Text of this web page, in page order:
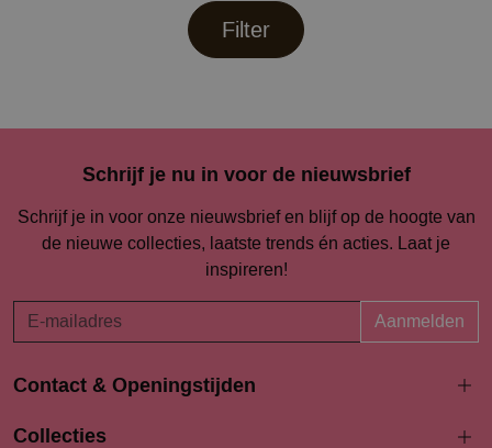
Filter
Schrijf je nu in voor de nieuwsbrief
Schrijf je in voor onze nieuwsbrief en blijf op de hoogte van
de nieuwe collecties, laatste trends én acties. Laat je
inspireren!
Aanmelden
Contact & Openingstijden
Langestraat 94-96
Collecties